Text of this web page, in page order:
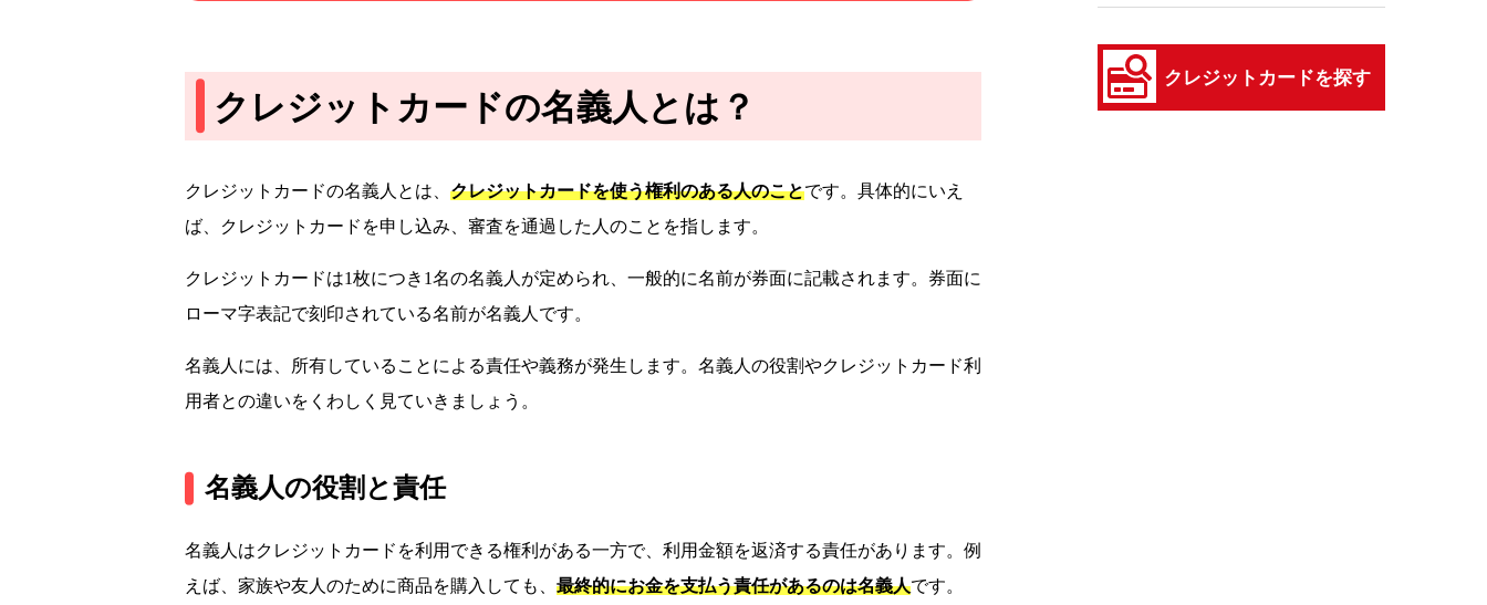
クレジットカードの名義人とは？
クレジットカードの名義人とは、 クレジットカードを使う権利のある人のことです。具体的にいえ
ば、クレジットカードを申し込み、審査を通過した人のことを指します。
クレジットカードは1枚につき1名の名義人が定められ、一般的に名前が券面に記載されます。券面に
ローマ字表記で刻印されている名前が名義人です。
名義人には、所有していることによる責任や義務が発生します。名義人の役割やクレジットカード利
用者との違いをくわしく見ていきましょう。
名義人の役割と責任
名義人はクレジットカードを利用できる権利がある一方で、利用金額を返済する責任があります。例
えば、家族や友人のために商品を購入しても、 最終的にお金を支払う責任があるのは名義人です。
クレジットカードを探す